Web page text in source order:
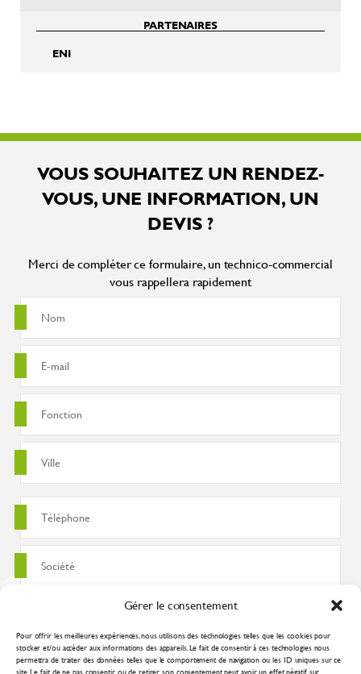
Gérer le consentement
Pour offrir les meilleures expériences, nous utilisons des technologies telles que les cookies pour
stocker et/ou accéder aux informations des appareils. Le fait de consentir à ces technologies nous
permettra de traiter des données telles que le comportement de navigation ou les ID uniques sur ce
PARTENAIRES
ENI
VOUS SOUHAITEZ UN RENDEZ-
VOUS, UNE INFORMATION, UN
DEVIS ?
Merci de compléter ce formulaire, un technico-commercial
vous rappellera rapidement